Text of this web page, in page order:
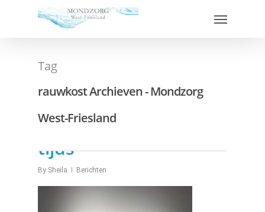
Tag
rauwkost Archieven - Mondzorg
West-Friesland
Weersta de tand des
tijds
By Sheila Berichten